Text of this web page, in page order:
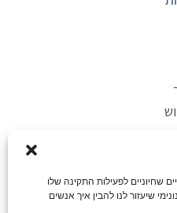
שחיוניים לפעילות התקינה שלו
שיעזור לנו להבין איך אנשים